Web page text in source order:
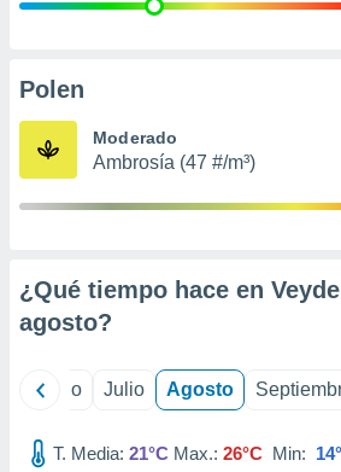
publicidad
de
Polen
Moderado
Ambrosía (47 #/m³)
¿Qué tiempo hace en
agosto?
Junio Julio Agosto
T. Media: 21°C Max.: 26°C Min: